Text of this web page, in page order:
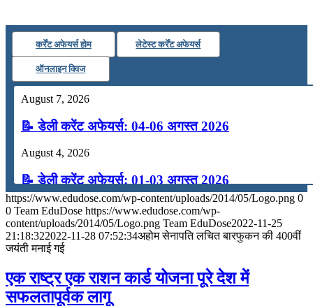
कर्रेंट अफेयर्स होम लेटेस्ट कर्रेंट अफेयर्स
ऑनलाइन क्विज
August 7, 2026
📝 डेली करेंट अफेयर्स: 04-06 अगस्त 2026
August 4, 2026
📝 डेली करेंट अफेयर्स: 01-03 अगस्त 2026
July 31, 2026
📝 डेली करेंट अफेयर्स: 28-31 जुलाई 2026
📝 डेली करेंट अफेयर्स: 25-27 जुलाई 2026
https://www.edudose.com/wp-content/uploads/2014/05/Logo.png 0
0 Team EduDose https://www.edudose.com/wp-
content/uploads/2014/05/Logo.png Team EduDose2022-11-25
21:18:322022-11-28 07:52:34अहोम सेनापति लचित बारफुकन की 400वीं
जयंती मनाई गई
एक राष्ट्र एक राशन कार्ड योजना पूरे देश में
सफलतापूर्वक लागू